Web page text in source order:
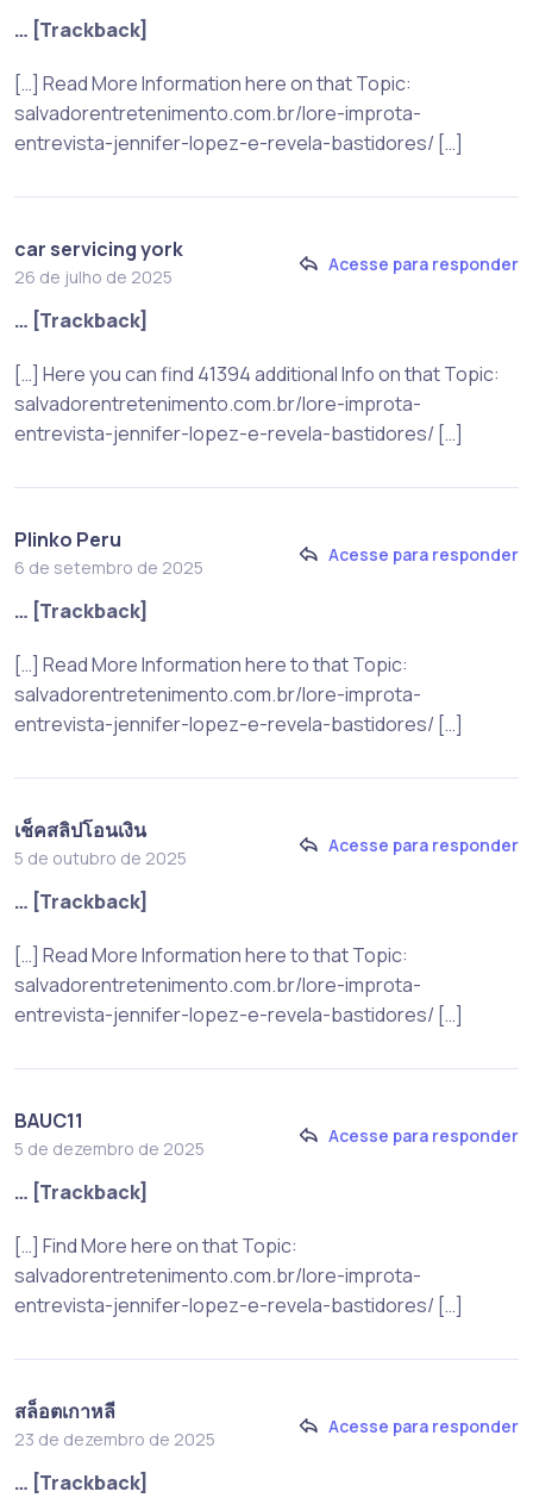
… [Trackback]
[…] Read More Information here on that Topic:
salvadorentretenimento.com.br/lore-improta-
entrevista-jennifer-lopez-e-revela-bastidores/ […]
car servicing york
26 de julho de 2025
Acesse para responder
… [Trackback]
[…] Here you can find 41394 additional Info on that Topic:
salvadorentretenimento.com.br/lore-improta-
entrevista-jennifer-lopez-e-revela-bastidores/ […]
Plinko Peru
6 de setembro de 2025
Acesse para responder
… [Trackback]
[…] Read More Information here to that Topic:
salvadorentretenimento.com.br/lore-improta-
entrevista-jennifer-lopez-e-revela-bastidores/ […]
เช็คสลิปโอนเงิน
5 de outubro de 2025
Acesse para responder
… [Trackback]
[…] Read More Information here to that Topic:
salvadorentretenimento.com.br/lore-improta-
entrevista-jennifer-lopez-e-revela-bastidores/ […]
BAUC11
5 de dezembro de 2025
Acesse para responder
… [Trackback]
[…] Find More here on that Topic:
salvadorentretenimento.com.br/lore-improta-
entrevista-jennifer-lopez-e-revela-bastidores/ […]
สล็อตเกาหลี
23 de dezembro de 2025
Acesse para responder
… [Trackback]